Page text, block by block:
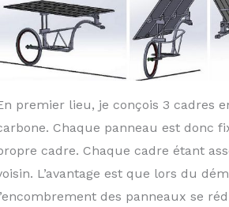
premier lieu, je conçois 3 cadres
Chaque panneau est donc
cadre. Chaque cadre étant
L’avantage est que lors du
des panneaux se